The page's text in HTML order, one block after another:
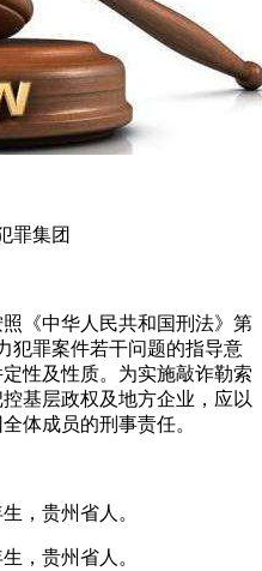
罪集团
《中华人民共和国刑法》第
犯罪案件若干问题的指导意
性及性质。为实施敲诈勒索
基层政权及地方企业，应以
体成员的刑事责任。
，贵州省人。
，贵州省人。